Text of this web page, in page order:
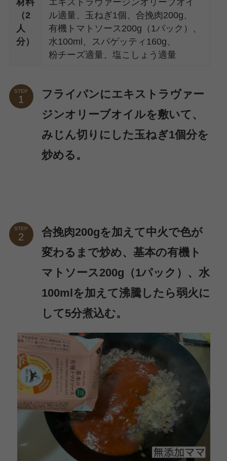
材料
（2
人
分）
エキストラヴァージンオリーブオイ
ル適量、玉ねぎ1個、合挽肉200g、
有機トマトソース200g（1パック）、
水100ml、スパゲッティ160g、
粉チーズ適量、塩こしょう適量
STEP
フライパンにエキストラヴァー
ジンオリーブオイルを敷いて、
みじん切りにした玉ねぎ1個分を
炒める。
STEP
合挽肉200gを加えて中火で色が
変わるまで炒め、基本の有機ト
マトソース200g（1パック）、水
100mlを加えて沸騰したら弱火に
して5分煮込む。